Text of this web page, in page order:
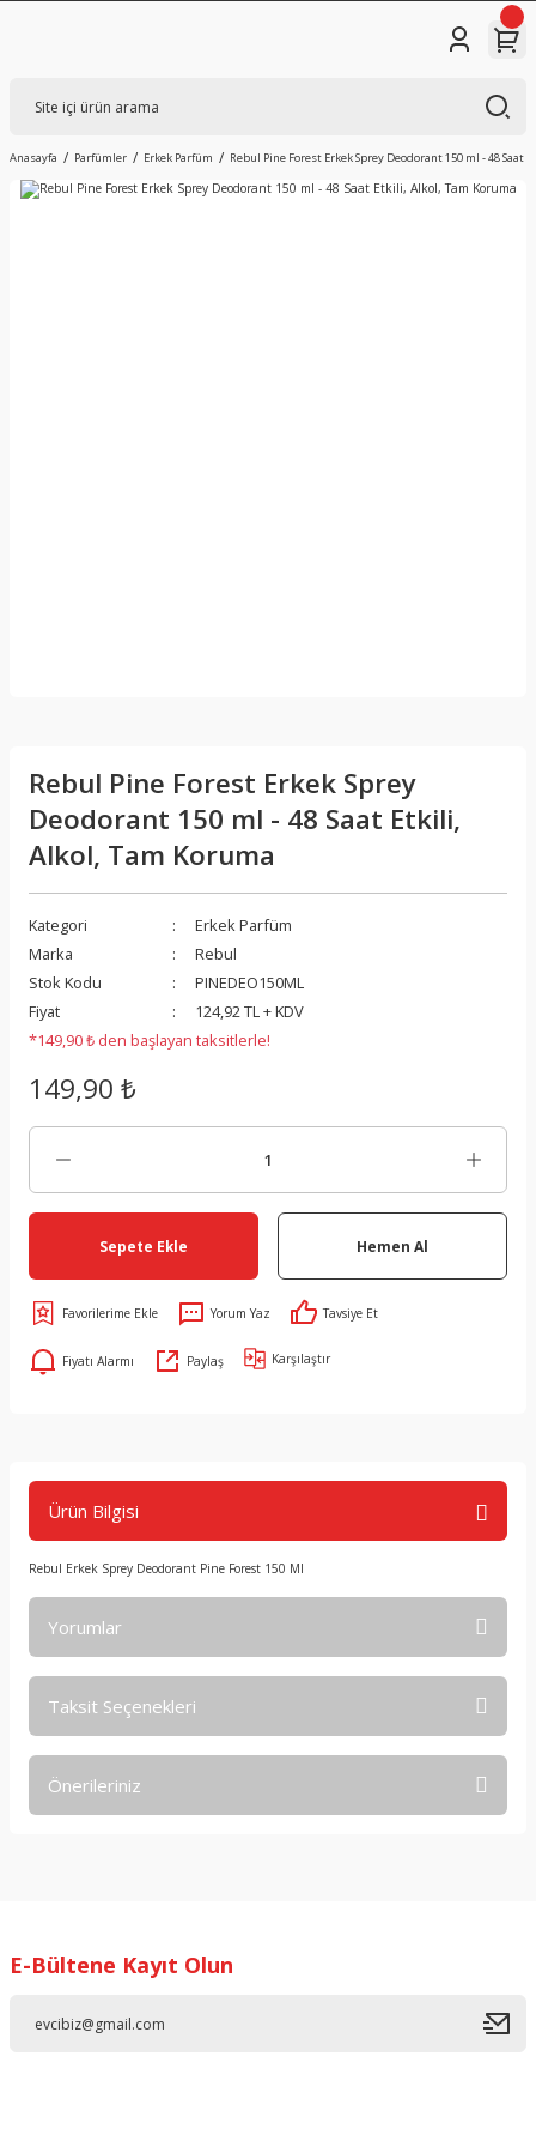
Anasayfa Parfümler Erkek Parfüm Rebul Pine Forest Erkek Sprey Deodorant 150 ml - 48 Saat
Rebul Pine Forest Erkek Sprey
Deodorant 150 ml - 48 Saat Etkili,
Alkol, Tam Koruma
Kategori
Erkek Parfüm
Marka
Rebul
Stok Kodu
PINEDEO150ML
Fiyat
124,92 TL + KDV
*149,90 ₺ den başlayan taksitlerle!
149,90 ₺
Sepete Ekle Hemen Al
Yorum Yaz Tavsiye Et
Fiyatı Alarmı Paylaş Karşılaştır
Ürün Bilgisi
Rebul Erkek Sprey Deodorant Pine Forest 150 Ml
Yorumlar
Taksit Seçenekleri
Önerileriniz
Ürün resmi kalitesiz, bozuk veya görüntülenemiyor.
E-Bültene Kayıt Olun